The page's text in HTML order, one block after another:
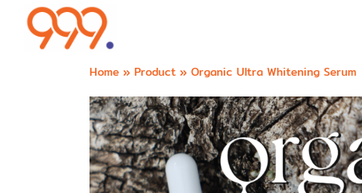
Home » Product » Organic Ultra Whitening Serum